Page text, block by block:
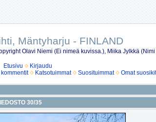
Mäntyharju - FINLAND
Olavi Niemi (Ei nimeä kuvissa.), Miika Jylkkä
Etusivu
Kirjaudu
Katsotuimmat Suosituimmat Omat suosikit
30/35